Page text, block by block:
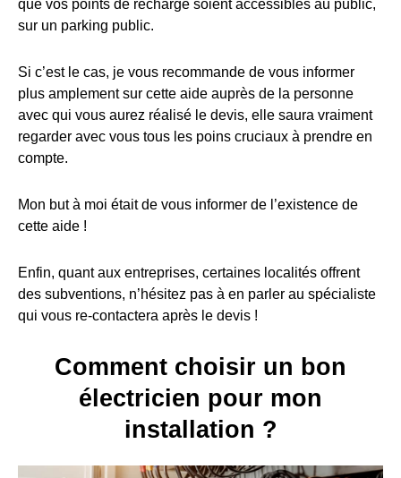
que vos points de recharge soient accessibles au public,
sur un parking public.
Si c’est le cas, je vous recommande de vous informer
plus amplement sur cette aide auprès de la personne
avec qui vous aurez réalisé le devis, elle saura vraiment
regarder avec vous tous les poins cruciaux à prendre en
compte.
Mon but à moi était de vous informer de l’existence de
cette aide !
Enfin, quant aux entreprises, certaines localités offrent
des subventions, n’hésitez pas à en parler au spécialiste
qui vous re-contactera après le devis !
Comment choisir un bon
électricien pour mon
installation ?